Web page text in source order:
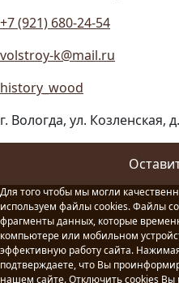
+7 (921) 680-24-54
volstroy-k@mail.ru
history_wood
г. Вологда, ул. Козленская,
Для того чтобы мы могли
используем файлы cookies. Файлы
фрагменты данных, которые
компьютере или мобильном
эффективную работу сайта.
подтверждаете, что Вы
нашем сайте. Отключить cookies Вы